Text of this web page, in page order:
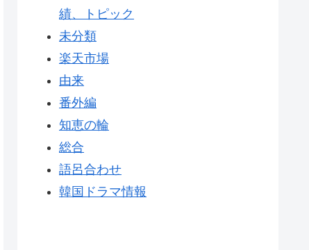
績、トピック
未分類
楽天市場
由来
番外編
知恵の輪
総合
語呂合わせ
韓国ドラマ情報